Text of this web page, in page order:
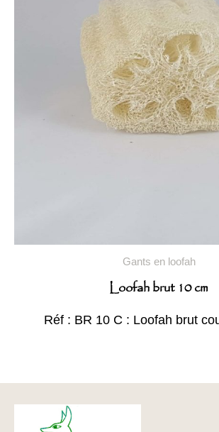
Gants en loofah
Loofah brut 10 cm
Réf : BR 10 C : Loofah brut